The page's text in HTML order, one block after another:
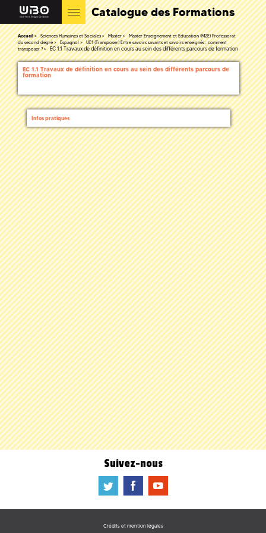
Catalogue des Formations
Accueil Sciences Humaines et Sociales Master
Master Enseignement et Education (M2E) Professorat
du second degré
Espagnol
UE1 (Transposer) Entre savoirs savants et savoirs enseignés : comment
transposer ?
EC 1.1 Travaux de définition en cours au sein des différents parcours de formation
EC 1.1 Travaux de définition en cours au sein des différents parcours de
formation
Infos pratiques
Suivez-nous
a b f
Crédits et mention légales